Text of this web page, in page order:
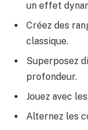
un effet
Créez des
classique.
Superposez
profondeur.
Jouez avec
Alternez les